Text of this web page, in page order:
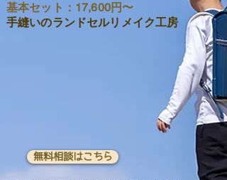
基本セット：17,600円〜
手縫いのランドセルリメイク工房
無料相談はこちら